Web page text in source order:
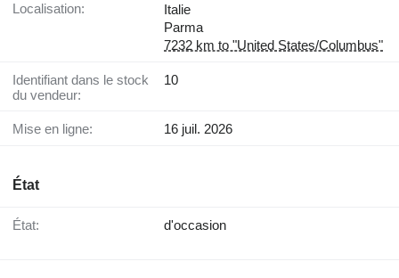
Localisation:
Italie
Parma
7232 km to "United States/Columbus"
Identifiant dans le stock
du vendeur:
10
Mise en ligne: 16 juil. 2026
État
État: d'occasion